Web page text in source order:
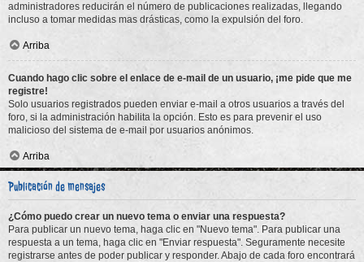
administradores reducirán el número de publicaciones realizadas, llegando
incluso a tomar medidas mas drásticas, como la expulsión del foro.
Arriba
Cuando hago clic sobre el enlace de e-mail de un usuario, ¡me pide que me
registre!
Solo usuarios registrados pueden enviar e-mail a otros usuarios a través del
foro, si la administración habilita la opción. Esto es para prevenir el uso
malicioso del sistema de e-mail por usuarios anónimos.
Arriba
Publicación de mensajes
¿Cómo puedo crear un nuevo tema o enviar una respuesta?
Para publicar un nuevo tema, haga clic en "Nuevo tema". Para publicar una
respuesta a un tema, haga clic en "Enviar respuesta". Seguramente necesite
registrarse antes de poder publicar y responder. Abajo de cada foro encontrará